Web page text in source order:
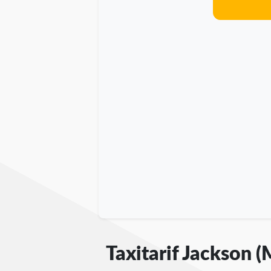
Taxitarif Jackson